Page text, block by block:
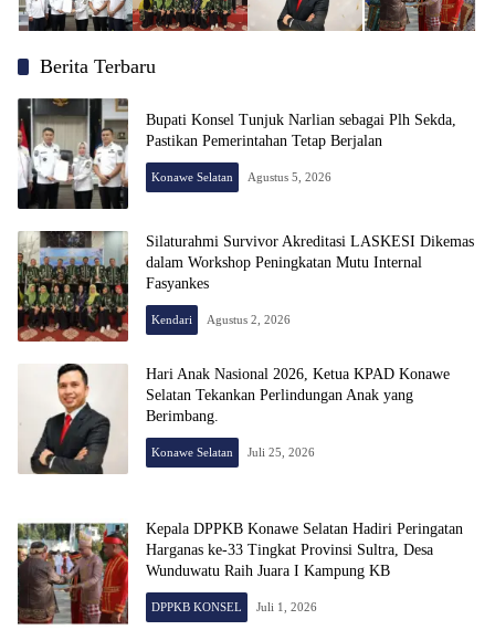
Berita Terbaru
Bupati Konsel Tunjuk Narlian sebagai Plh Sekda,
Pastikan Pemerintahan Tetap Berjalan
Konawe Selatan Agustus 5, 2026
Silaturahmi Survivor Akreditasi LASKESI Dikemas
dalam Workshop Peningkatan Mutu Internal
Fasyankes
Kendari Agustus 2, 2026
Hari Anak Nasional 2026, Ketua KPAD Konawe
Selatan Tekankan Perlindungan Anak yang
Berimbang.
Konawe Selatan Juli 25, 2026
Kepala DPPKB Konawe Selatan Hadiri Peringatan
Harganas ke-33 Tingkat Provinsi Sultra, Desa
Wunduwatu Raih Juara I Kampung KB
DPPKB KONSEL Juli 1, 2026